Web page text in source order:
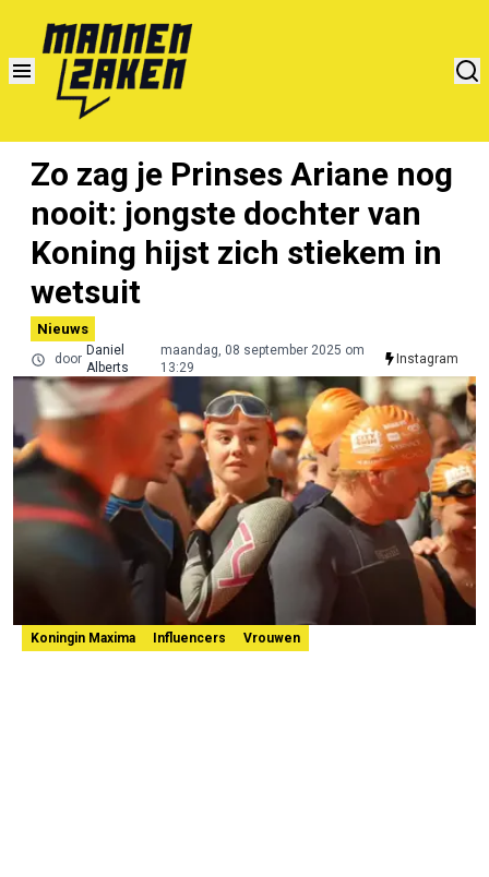
Zo zag je Prinses Ariane nog
nooit: jongste dochter van
Koning hijst zich stiekem in
wetsuit
Nieuws
door
Daniel
Alberts
maandag, 08 september 2025 om
13:29
Instagram
Koningin Maxima Influencers Vrouwen